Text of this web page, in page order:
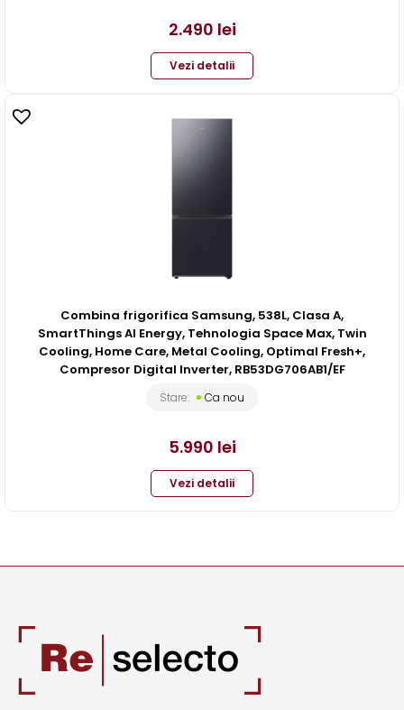
2.490 lei
Vezi detalii
Combina frigorifica Samsung, 538L, Clasa A,
SmartThings AI Energy, Tehnologia Space Max, Twin
Cooling, Home Care, Metal Cooling, Optimal Fresh+,
Compresor Digital Inverter, RB53DG706AB1/EF
Stare: Ca nou
5.990 lei
Vezi detalii